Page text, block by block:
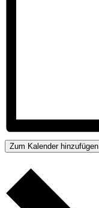
Zum Kalender hinzufügen